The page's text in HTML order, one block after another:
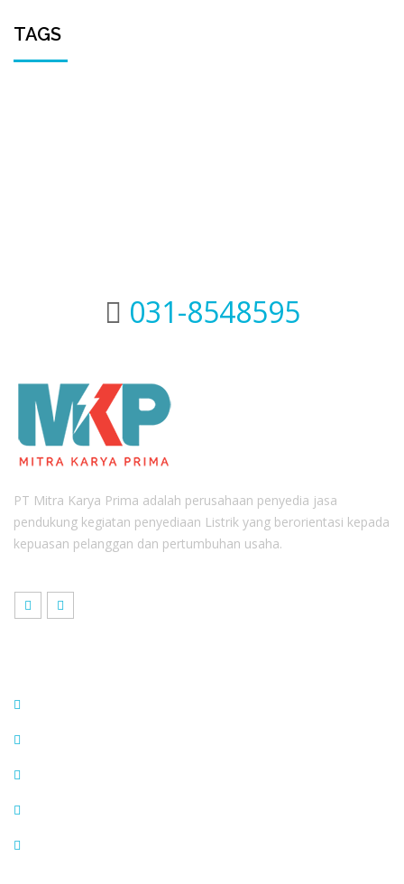
TAGS
031-8548595
PT Mitra Karya Prima adalah perusahaan penyedia jasa
pendukung kegiatan penyediaan Listrik yang berorientasi kepada
kepuasan pelanggan dan pertumbuhan usaha.